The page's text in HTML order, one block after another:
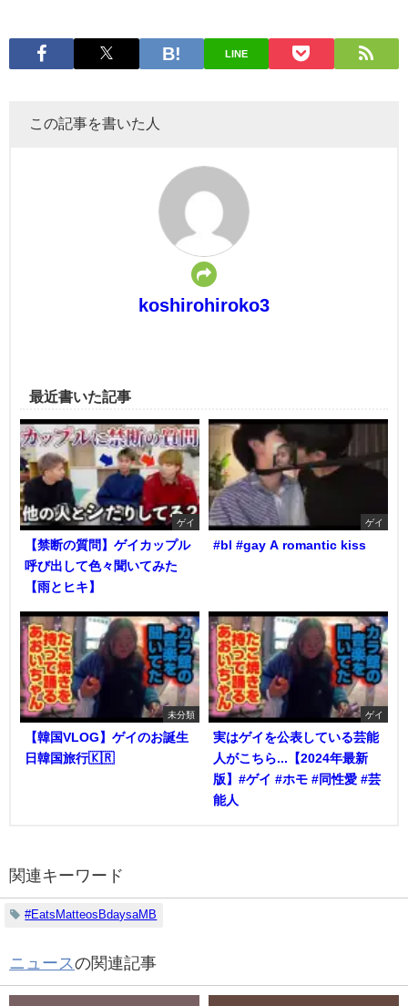
LINE
この記事を書いた人
koshirohiroko3
最近書いた記事
ゲイ
【禁断の質問】ゲイカップル
呼び出して色々聞いてみた
【雨とヒキ】
ゲイ
#bl #gay A romantic kiss
未分類
【韓国VLOG】ゲイのお誕生
日韓国旅行🇰🇷
ゲイ
実はゲイを公表している芸能
人がこちら...【2024年最新
版】#ゲイ #ホモ #同性愛 #芸
能人
関連キーワード
#EatsMatteosBdaysaMB
ニュースの関連記事